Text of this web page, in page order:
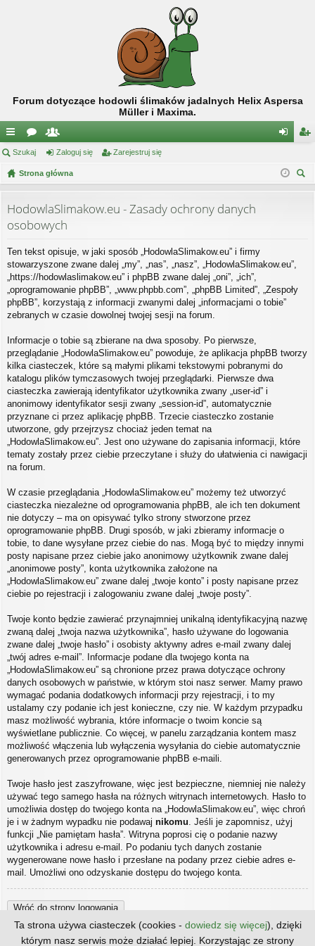
Forum dotyczące hodowli ślimaków jadalnych Helix Aspersa
Müller i Maxima.
ię
ce
…
or
a
ży
tk
w
cy
og ej
Szukaj Zaloguj się Zarejestruj się
Strona główna
HodowlaSlimakow.eu - Zasady ochrony danych
osobowych
Ten tekst opisuje, w jaki sposób „HodowlaSlimakow.eu” i firmy
stowarzyszone zwane dalej „my”, „nas”, „nasz”, „HodowlaSlimakow.eu”,
„https://hodowlaslimakow.eu” i phpBB zwane dalej „oni”, „ich”,
„oprogramowanie phpBB”, „www.phpbb.com”, „phpBB Limited”, „Zespoły
phpBB”, korzystają z informacji zwanymi dalej „informacjami o tobie”
zebranych w czasie dowolnej twojej sesji na forum.
Informacje o tobie są zbierane na dwa sposoby. Po pierwsze,
przeglądanie „HodowlaSlimakow.eu” powoduje, że aplikacja phpBB tworzy
kilka ciasteczek, które są małymi plikami tekstowymi pobranymi do
katalogu plików tymczasowych twojej przeglądarki. Pierwsze dwa
ciasteczka zawierają identyfikator użytkownika zwany „user-id” i
anonimowy identyfikator sesji zwany „session-id”, automatycznie
przyznane ci przez aplikację phpBB. Trzecie ciasteczko zostanie
utworzone, gdy przejrzysz chociaż jeden temat na
„HodowlaSlimakow.eu”. Jest ono używane do zapisania informacji, które
tematy zostały przez ciebie przeczytane i służy do ułatwienia ci nawigacji
na forum.
W czasie przeglądania „HodowlaSlimakow.eu” możemy też utworzyć
ciasteczka niezależne od oprogramowania phpBB, ale ich ten dokument
nie dotyczy – ma on opisywać tylko strony stworzone przez
oprogramowanie phpBB. Drugi sposób, w jaki zbieramy informacje o
tobie, to dane wysyłane przez ciebie do nas. Mogą być to między innymi
posty napisane przez ciebie jako anonimowy użytkownik zwane dalej
„anonimowe posty”, konta użytkownika założone na
„HodowlaSlimakow.eu” zwane dalej „twoje konto” i posty napisane przez
ciebie po rejestracji i zalogowaniu zwane dalej „twoje posty”.
Twoje konto będzie zawierać przynajmniej unikalną identyfikacyjną nazwę
zwaną dalej „twoja nazwa użytkownika”, hasło używane do logowania
zwane dalej „twoje hasło” i osobisty aktywny adres e-mail zwany dalej
„twój adres e-mail”. Informacje podane dla twojego konta na
„HodowlaSlimakow.eu” są chronione przez prawa dotyczące ochrony
danych osobowych w państwie, w którym stoi nasz serwer. Mamy prawo
wymagać podania dodatkowych informacji przy rejestracji, i to my
ustalamy czy podanie ich jest konieczne, czy nie. W każdym przypadku
masz możliwość wybrania, które informacje o twoim koncie są
wyświetlane publicznie. Co więcej, w panelu zarządzania kontem masz
możliwość włączenia lub wyłączenia wysyłania do ciebie automatycznie
generowanych przez oprogramowanie phpBB e-maili.
Twoje hasło jest zaszyfrowane, więc jest bezpieczne, niemniej nie należy
używać tego samego hasła na różnych witrynach internetowych. Hasło to
umożliwia dostęp do twojego konta na „HodowlaSlimakow.eu”, więc chroń
je i w żadnym wypadku nie podawaj nikomu . Jeśli je zapomnisz, użyj
funkcji „Nie pamiętam hasła”. Witryna poprosi cię o podanie nazwy
użytkownika i adresu e-mail. Po podaniu tych danych zostanie
wygenerowane nowe hasło i przesłane na podany przez ciebie adres e-
mail. Umożliwi ono odzyskanie dostępu do twojego konta.
Wróć do strony logowania
Ta strona używa ciasteczek (cookies - dowiedz się więcej), dzięki
którym nasz serwis może działać lepiej. Korzystając ze strony